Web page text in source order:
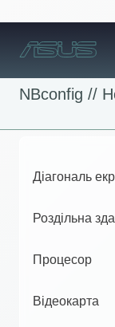
NBconfig //
Діагональ
Роздільна
Процесор
Відеокарта